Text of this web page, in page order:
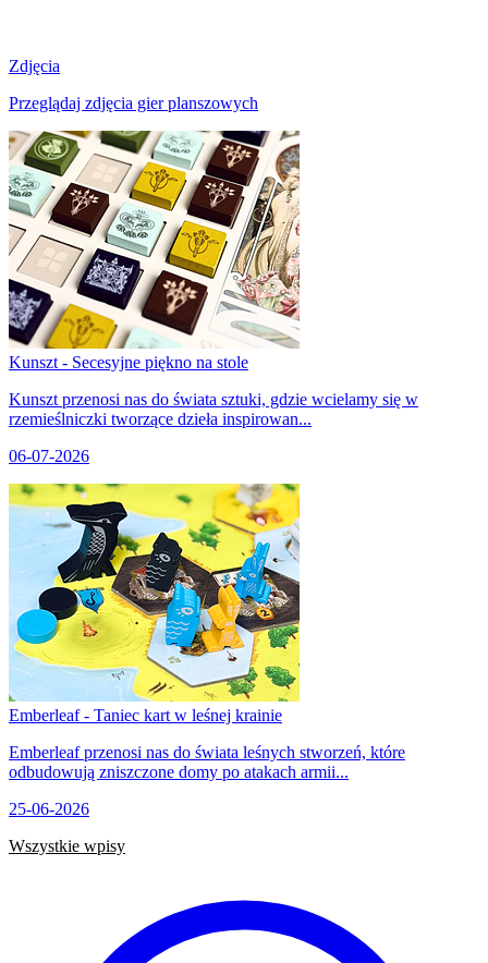
Zdjęcia
Przeglądaj zdjęcia gier planszowych
Kunszt - Secesyjne piękno na stole
Kunszt przenosi nas do świata sztuki, gdzie wcielamy się w
rzemieślniczki tworzące dzieła inspirowan...
06-07-2026
Emberleaf - Taniec kart w leśnej krainie
Emberleaf przenosi nas do świata leśnych stworzeń, które
odbudowują zniszczone domy po atakach armii...
25-06-2026
Wszystkie wpisy